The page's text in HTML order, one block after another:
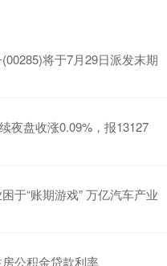
将于7月29日派发末期
夜盘收涨0.09%，报13127
于“账期游戏” 万亿汽车产业
公积金贷款利率